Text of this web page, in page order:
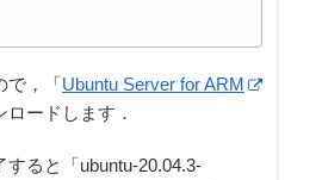
で，「Ubuntu Server for ARM
ロードします．
すると「ubuntu-20.04.3-